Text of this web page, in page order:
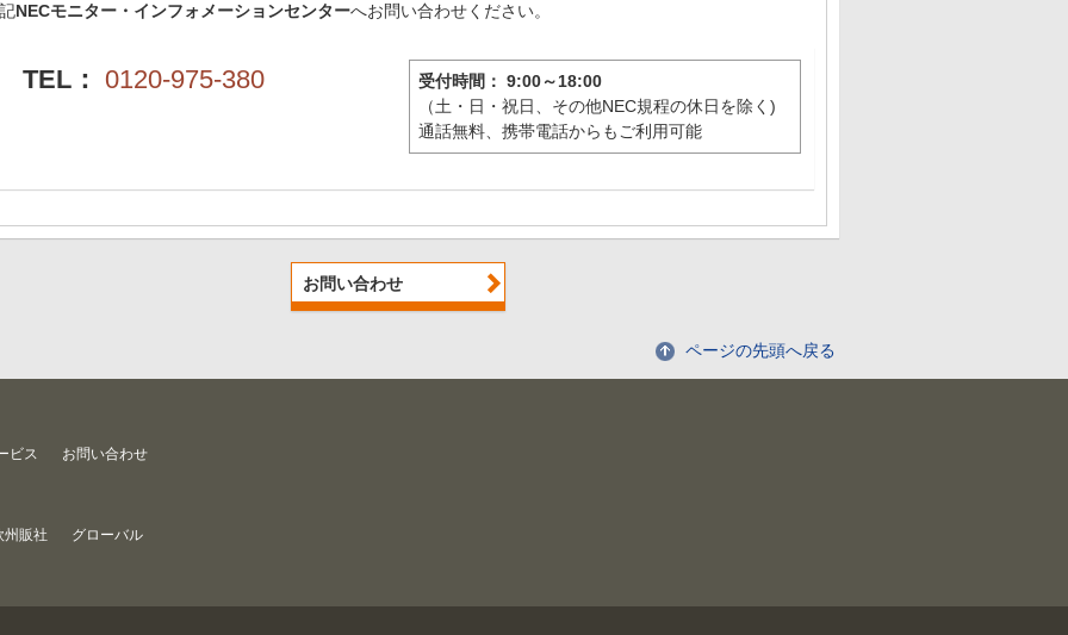
NECモニター・インフォメーションセンターへお問い合わせください。
TEL：0120-975-380
受付時間： 9:00～18:00
（土・日・祝日、その他NEC規程の休日を除く)
通話無料、携帯電話からもご利用可能
お問い合わせ
ページの先頭へ戻る
ビス お問い合わせ
州販社 グローバル